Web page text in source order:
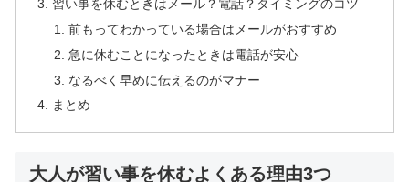
習い事を休むときはメール？電話？タイミングのコツ
前もってわかっている場合はメールがおすすめ
急に休むことになったときは電話が安心
なるべく早めに伝えるのがマナー
まとめ
大人が習い事を休むよくある理由3つ